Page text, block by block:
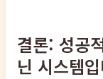
결론: 성공
닌 시스템